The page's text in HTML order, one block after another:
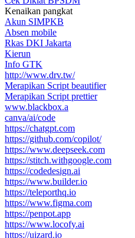
Kenaikan pangkat
Akun SIMPKB
Absen mobile
Rkas DKI Jakarta
Kierun
Info GTK
http://www.drv.tw/
Merapikan Script beautifier
Merapikan Script prettier
www.blackbox.a
canva/ai/code
https://chatgpt.com
https://github.com/copilot/
https://www.deepseek.com
https://stitch.withgoogle.com
https://codedesign.ai
https://www.builder.io
https://teleporthq.io
https://www.figma.com
https://penpot.app
https://www.locofy.ai
https://uizard.io